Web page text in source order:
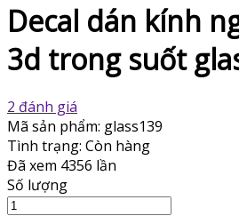
Decal dán kính
3d trong suốt
2 đánh giá
Mã sản phẩm: glass139
Tình trạng: Còn hàng
Đã xem 4356 lần
Số lượng